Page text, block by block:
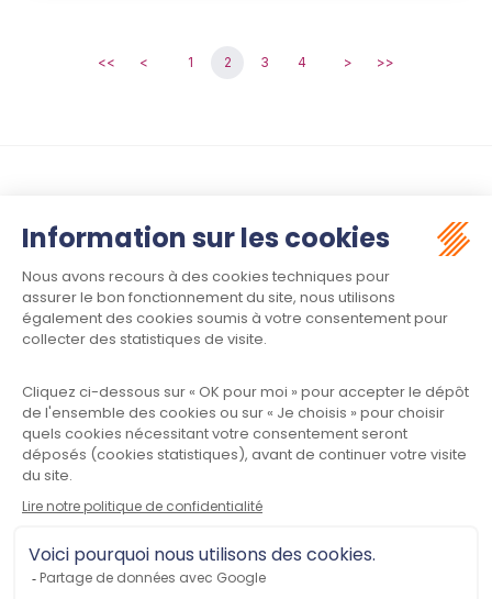
<< < 1 2 3 4 > >>
Suivez-nous :
Meet law - Siège social
34970 LATTES
Plan du site
Contactez-nous